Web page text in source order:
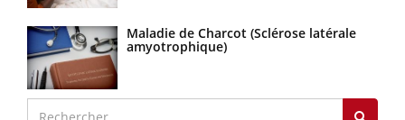
Maladie de Charcot (Sclérose latérale
amyotrophique)